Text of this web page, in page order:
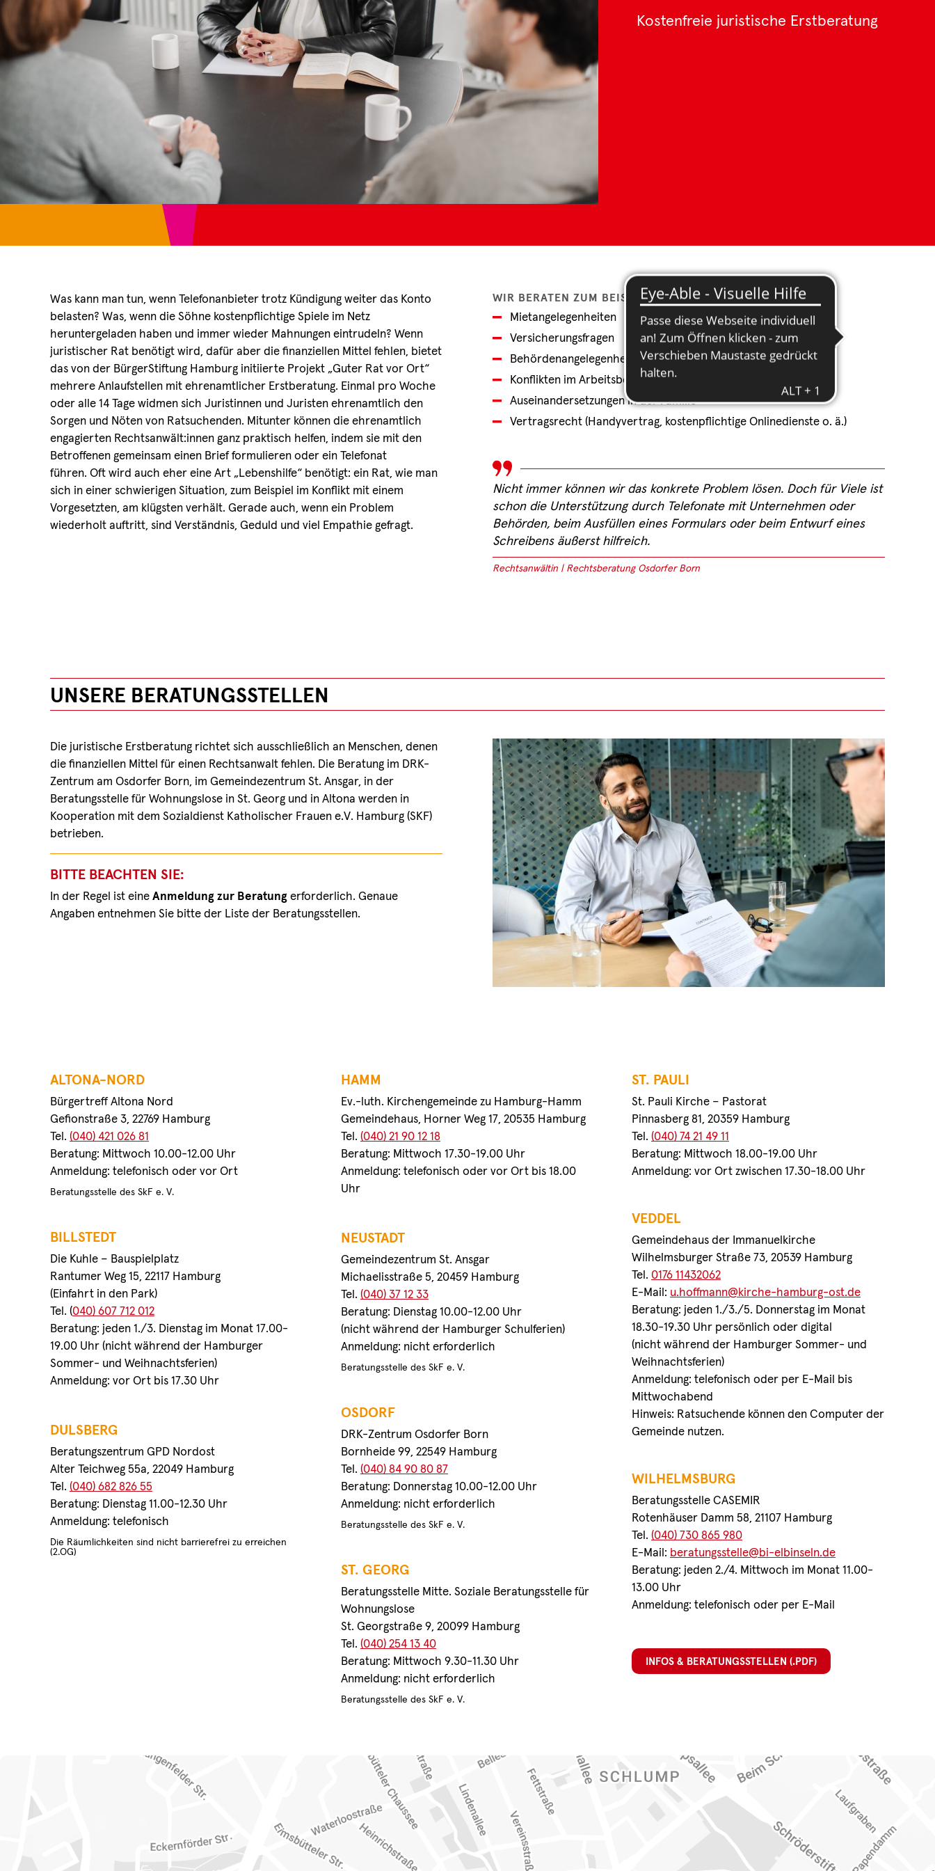
Kostenfreie juristische Erstberatung
Was kann man tun, wenn Telefonanbieter trotz Kündigung weiter das Konto
belasten? Was, wenn die Söhne kostenpflichtige Spiele im Netz
heruntergeladen haben und immer wieder Mahnungen eintrudeln? Wenn
juristischer Rat benötigt wird, dafür aber die finanziellen Mittel fehlen, bietet
das von der BürgerStiftung Hamburg initiierte Projekt „Guter Rat vor Ort“
mehrere Anlaufstellen mit ehrenamtlicher Erstberatung. Einmal pro Woche
oder alle 14 Tage widmen sich Juristinnen und Juristen ehrenamtlich den
Sorgen und Nöten von Ratsuchenden. Mitunter können die ehrenamtlich
engagierten Rechtsanwält:innen ganz praktisch helfen, indem sie mit den
Betroffenen gemeinsam einen Brief formulieren oder ein Telefonat
führen. Oft wird auch eher eine Art „Lebenshilfe“ benötigt: ein Rat, wie man
sich in einer schwierigen Situation, zum Beispiel im Konflikt mit einem
Vorgesetzten, am klügsten verhält. Gerade auch, wenn ein Problem
wiederholt auftritt, sind Verständnis, Geduld und viel Empathie gefragt.
WIR BERATEN ZUM BEISPIEL BEI
Mietangelegenheiten
Versicherungsfragen
Behördenangelegenheiten
Konflikten im Arbeitsbereich
Auseinandersetzungen in der Familie
Vertragsrecht (Handyvertrag, kostenpflichtige Onlinedienste o. ä.)
Nicht immer können wir das konkrete Problem lösen. Doch für Viele ist
schon die Unterstützung durch Telefonate mit Unternehmen oder
Behörden, beim Ausfüllen eines Formulars oder beim Entwurf eines
Schreibens äußerst hilfreich.
Rechtsanwältin | Rechtsberatung Osdorfer Born
UNSERE BERATUNGSSTELLEN
Die juristische Erstberatung richtet sich ausschließlich an Menschen, denen
die finanziellen Mittel für einen Rechtsanwalt fehlen. Die Beratung im DRK-
Zentrum am Osdorfer Born, im Gemeindezentrum St. Ansgar, in der
Beratungsstelle für Wohnungslose in St. Georg und in Altona werden in
Kooperation mit dem Sozialdienst Katholischer Frauen e.V. Hamburg (SKF)
betrieben.
BITTE BEACHTEN SIE:
In der Regel ist eine Anmeldung zur Beratung erforderlich. Genaue
Angaben entnehmen Sie bitte der Liste der Beratungsstellen.
ALTONA-NORD
Bürgertreff Altona Nord
Gefionstraße 3, 22769 Hamburg
Tel. (040) 421 026 81
Beratung: Mittwoch 10.00-12.00 Uhr
Anmeldung: telefonisch oder vor Ort
Beratungsstelle des SkF e. V.
BILLSTEDT
Die Kuhle – Bauspielplatz
Rantumer Weg 15, 22117 Hamburg
(Einfahrt in den Park)
Tel. (040) 607 712 012
Beratung: jeden 1./3. Dienstag im Monat 17.00-
19.00 Uhr (nicht während der Hamburger
Sommer- und Weihnachtsferien)
Anmeldung: vor Ort bis 17.30 Uhr
DULSBERG
Beratungszentrum GPD Nordost
Alter Teichweg 55a, 22049 Hamburg
Tel. (040) 682 826 55
Beratung: Dienstag 11.00-12.30 Uhr
Anmeldung: telefonisch
Die Räumlichkeiten sind nicht barrierefrei zu erreichen
(2.OG)
HAMM
Ev.-luth. Kirchengemeinde zu Hamburg-Hamm
Gemeindehaus, Horner Weg 17, 20535 Hamburg
Tel. (040) 21 90 12 18
Beratung: Mittwoch 17.30-19.00 Uhr
Anmeldung: telefonisch oder vor Ort bis 18.00
Uhr
NEUSTADT
Gemeindezentrum St. Ansgar
Michaelisstraße 5, 20459 Hamburg
Tel. (040) 37 12 33
Beratung: Dienstag 10.00-12.00 Uhr
(nicht während der Hamburger Schulferien)
Anmeldung: nicht erforderlich
Beratungsstelle des SkF e. V.
OSDORF
DRK-Zentrum Osdorfer Born
Bornheide 99, 22549 Hamburg
Tel. (040) 84 90 80 87
Beratung: Donnerstag 10.00-12.00 Uhr
Anmeldung: nicht erforderlich
Beratungsstelle des SkF e. V.
ST. GEORG
Beratungsstelle Mitte. Soziale Beratungsstelle für
Wohnungslose
St. Georgstraße 9, 20099 Hamburg
Tel. (040) 254 13 40
Beratung: Mittwoch 9.30-11.30 Uhr
Anmeldung: nicht erforderlich
Beratungsstelle des SkF e. V.
ST. PAULI
St. Pauli Kirche – Pastorat
Pinnasberg 81, 20359 Hamburg
Tel.(040) 74 21 49 11
Beratung: Mittwoch 18.00-19.00 Uhr
Anmeldung: vor Ort zwischen 17.30-18.00 Uhr
VEDDEL
Gemeindehaus der Immanuelkirche
Wilhelmsburger Straße 73, 20539 Hamburg
Tel. 0176 11432062
E-Mail: u.hoffmann@kirche-hamburg-ost.de
Beratung: jeden 1./3./5. Donnerstag im Monat
18.30-19.30 Uhr persönlich oder digital
(nicht während der Hamburger Sommer- und
Weihnachtsferien)
Anmeldung: telefonisch oder per E-Mail bis
Mittwochabend
Hinweis: Ratsuchende können den Computer der
Gemeinde nutzen.
WILHELMSBURG
Beratungsstelle CASEMIR
Rotenhäuser Damm 58, 21107 Hamburg
Tel.(040) 730 865 980
E-Mail: beratungsstelle@bi-elbinseln.de
Beratung: jeden 2./4. Mittwoch im Monat 11.00-
13.00 Uhr
Anmeldung: telefonisch oder per E-Mail
INFOS & BERATUNGSSTELLEN (.PDF)